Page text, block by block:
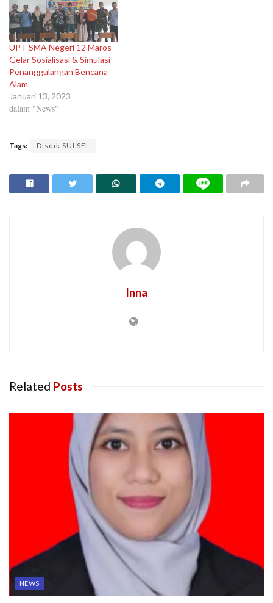
UPT SMA Negeri 12 Maros
Gelar Sosialisasi & Simulasi
Penanggulangan Bencana
Alam
Januari 13, 2023
dalam "News"
Tags: Disdik SULSEL
Inna
Related Posts
NEWS